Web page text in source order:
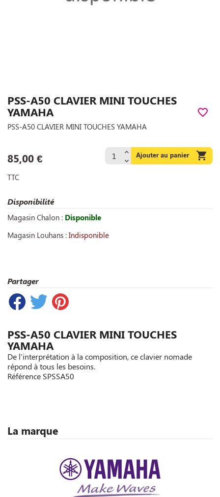
PSS-A50 CLAVIER MINI TOUCHES
YAMAHA
favorite_border
PSS-A50 CLAVIER MINI TOUCHES YAMAHA
85,00 € Ajouter au panier 
TTC
Disponibilité
Magasin Chalon : Disponible
Magasin Louhans : Indisponible
Partager
PSS-A50 CLAVIER MINI TOUCHES
YAMAHA
De l'interprétation à la composition, ce clavier nomade
répond à tous les besoins.
Référence SPSSA50
La marque